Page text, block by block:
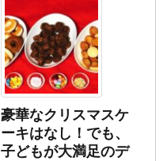
豪華なクリスマスケ
ーキはなし！でも、
子どもが大満足のデ